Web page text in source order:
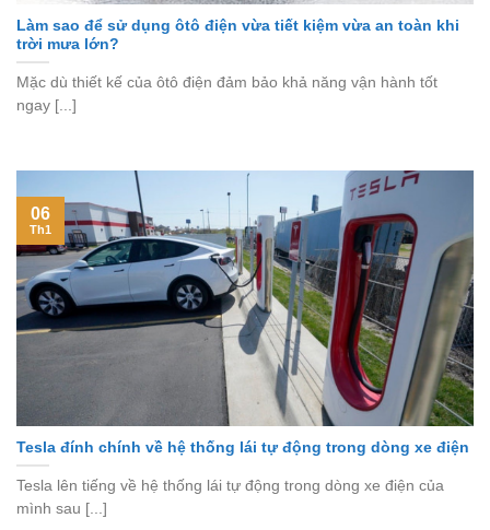
Làm sao để sử dụng ôtô điện vừa tiết kiệm vừa an toàn khi
trời mưa lớn?
Mặc dù thiết kế của ôtô điện đảm bảo khả năng vận hành tốt
ngay [...]
Tesla đính chính về hệ thống lái tự động trong dòng xe điện
Tesla lên tiếng về hệ thống lái tự động trong dòng xe điện của
mình sau [...]
06
Th1